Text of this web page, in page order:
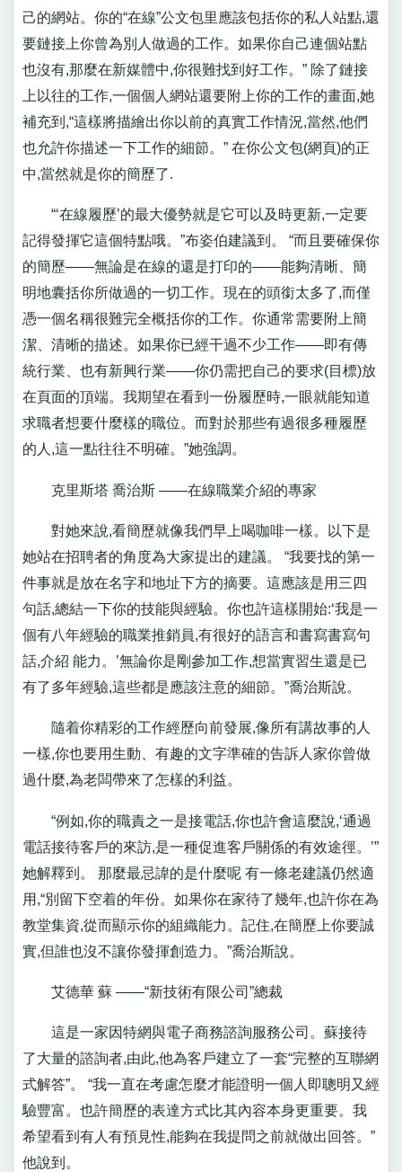
己的網站。你的“在線”公文包里應該包括你的私人站點,還
要鏈接上你曾為別人做過的工作。如果你自己連個站點
也沒有,那麼在新媒體中,你很難找到好工作。” 除了鏈接
上以往的工作,一個個人網站還要附上你的工作的畫面,她
補充到,“這樣將描繪出你以前的真實工作情況,當然,他們
也允許你描述一下工作的細節。” 在你公文包(網頁)的正
中,當然就是你的簡歷了.
“‘在線履歷’的最大優勢就是它可以及時更新,一定要
記得發揮它這個特點哦。”布姿伯建議到。 “而且要確保你
的簡歷――無論是在線的還是打印的――能夠清晰、簡
明地囊括你所做過的一切工作。現在的頭銜太多了,而僅
憑一個名稱很難完全概括你的工作。你通常需要附上簡
潔、清晰的描述。如果你已經干過不少工作――即有傳
統行業、也有新興行業――你仍需把自己的要求(目標)放
在頁面的頂端。我期望在看到一份履歷時,一眼就能知道
求職者想要什麼樣的職位。而對於那些有過很多種履歷
的人,這一點往往不明確。”她強調。
克里斯塔 喬治斯 ――在線職業介紹的專家
對她來說,看簡歷就像我們早上喝咖啡一樣。以下是
她站在招聘者的角度為大家提出的建議。 “我要找的第一
件事就是放在名字和地址下方的摘要。這應該是用三四
句話,總結一下你的技能與經驗。你也許這樣開始:‘我是一
個有八年經驗的職業推銷員,有很好的語言和書寫書寫句
話,介紹 能力。’無論你是剛參加工作,想當實習生還是已
有了多年經驗,這些都是應該注意的細節。”喬治斯說。
隨着你精彩的工作經歷向前發展,像所有講故事的人
一樣,你也要用生動、有趣的文字準確的告訴人家你曾做
過什麼,為老闆帶來了怎樣的利益。
“例如,你的職責之一是接電話,你也許會這麼說,‘通過
電話接待客戶的來訪,是一種促進客戶關係的有效途徑。’”
她解釋到。 那麼最忌諱的是什麼呢 有一條老建議仍然適
用,“別留下空着的年份。如果你在家待了幾年,也許你在為
教堂集資,從而顯示你的組織能力。記住,在簡歷上你要誠
實,但誰也沒不讓你發揮創造力。”喬治斯說。
艾德華 蘇 ――“新技術有限公司”總裁
這是一家因特網與電子商務諮詢服務公司。蘇接待
了大量的諮詢者,由此,他為客戶建立了一套“完整的互聯網
式解答”。 “我一直在考慮怎麼才能證明一個人即聰明又經
驗豐富。也許簡歷的表達方式比其內容本身更重要。我
希望看到有人有預見性,能夠在我提問之前就做出回答。”
他說到。